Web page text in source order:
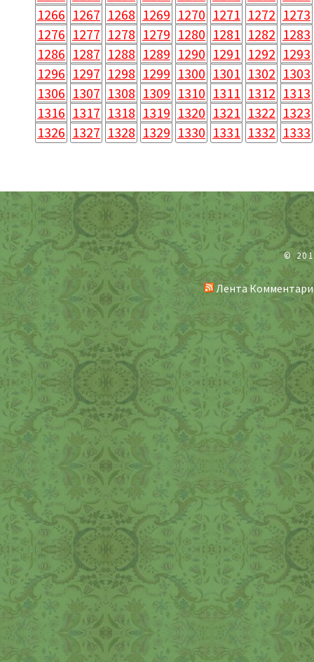
1266 1267 1268 1269 1270 1271 1272 1273
1276 1277 1278 1279 1280 1281 1282 1283
1286 1287 1288 1289 1290 1291 1292 1293
1296 1297 1298 1299 1300 1301 1302 1303
1306 1307 1308 1309 1310 1311 1312 1313
1316 1317 1318 1319 1320 1321 1322 1323
1326 1327 1328 1329 1330 1331 1332 1333
©
Лента